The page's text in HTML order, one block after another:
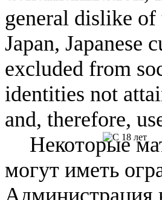
general dislike of
Japan, Japanese
excluded from
identities not
and, therefore,
Некоторые
могут иметь
Администрация